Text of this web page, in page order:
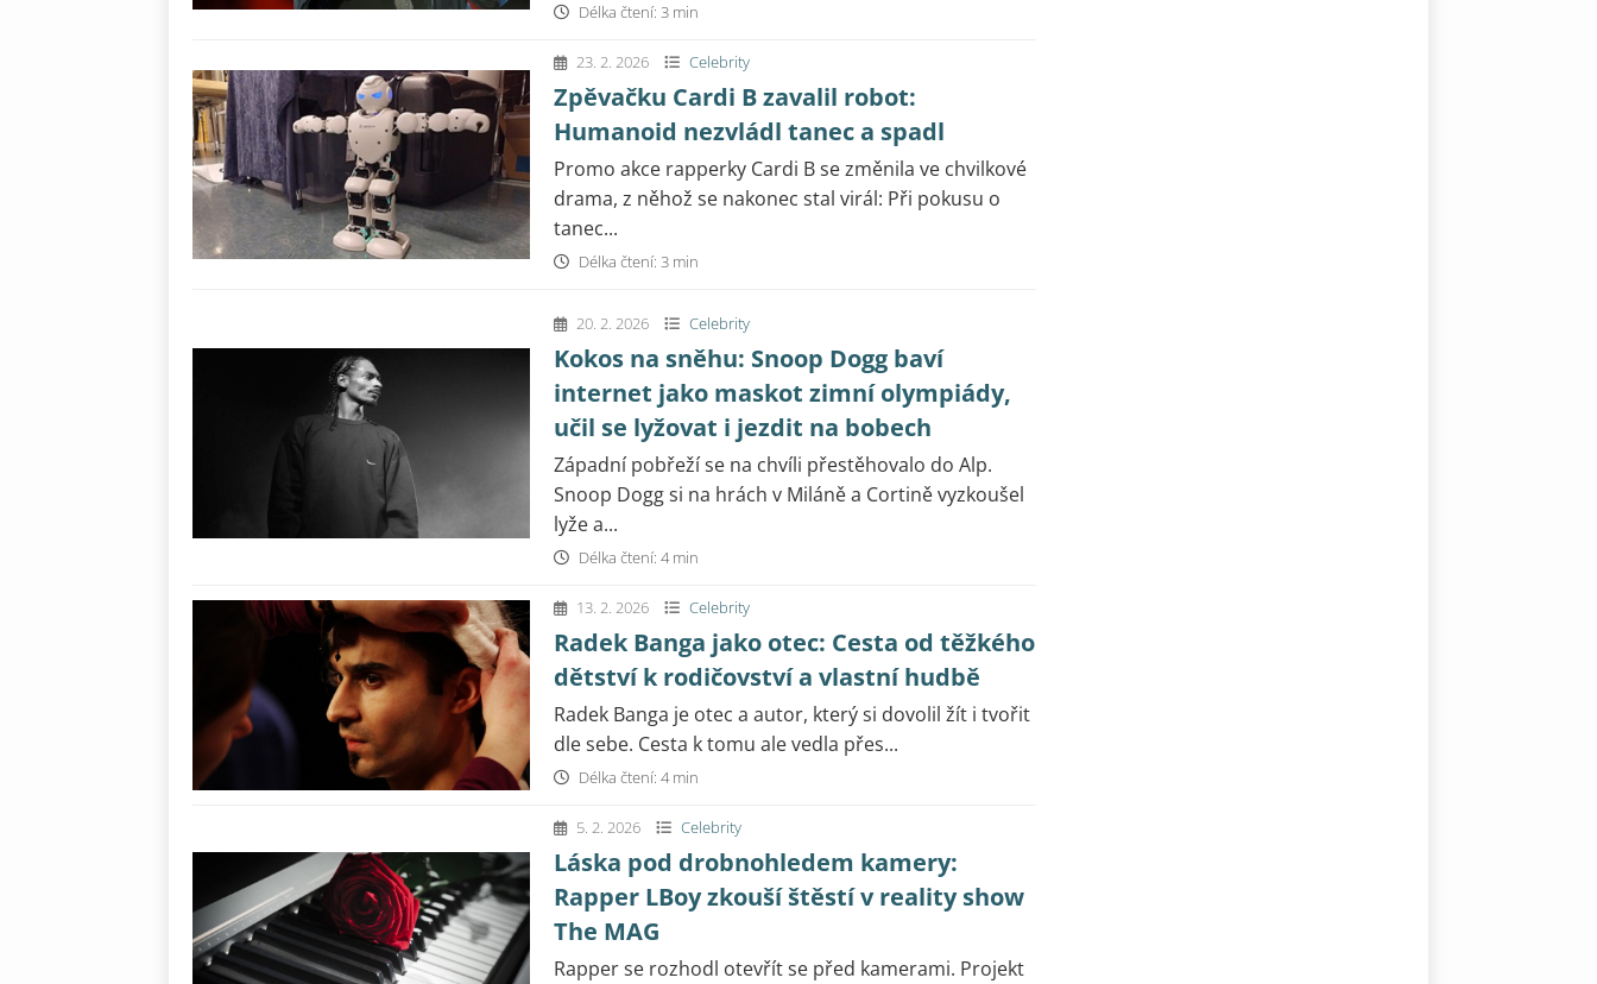
Délka čtení: 3 min
23. 2. 2026 Celebrity
Zpěvačku Cardi B zavalil robot:
Humanoid nezvládl tanec a spadl
Promo akce rapperky Cardi B se změnila ve chvilkové
drama, z něhož se nakonec stal virál: Při pokusu o
tanec...
Délka čtení: 3 min
20. 2. 2026 Celebrity
Kokos na sněhu: Snoop Dogg baví
internet jako maskot zimní olympiády,
učil se lyžovat i jezdit na bobech
Západní pobřeží se na chvíli přestěhovalo do Alp.
Snoop Dogg si na hrách v Miláně a Cortině vyzkoušel
lyže a...
Délka čtení: 4 min
13. 2. 2026 Celebrity
Radek Banga jako otec: Cesta od těžkého
dětství k rodičovství a vlastní hudbě
Radek Banga je otec a autor, který si dovolil žít i tvořit
dle sebe. Cesta k tomu ale vedla přes...
Délka čtení: 4 min
5. 2. 2026 Celebrity
Láska pod drobnohledem kamery:
Rapper LBoy zkouší štěstí v reality show
The MAG
Rapper se rozhodl otevřít se před kamerami. Projekt